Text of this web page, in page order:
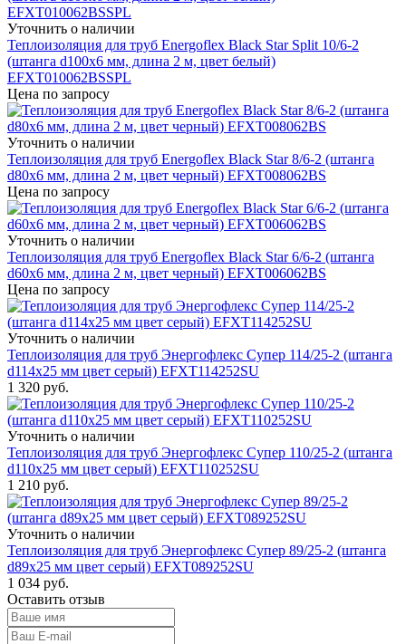
Уточнить о наличии
Теплоизоляция для труб Energoflex Black Star Split 10/6-2
(штанга d100x6 мм, длина 2 м, цвет белый)
EFXT010062BSSPL
Цена по запросу
Уточнить о наличии
Теплоизоляция для труб Energoflex Black Star 8/6-2 (штанга
d80x6 мм, длина 2 м, цвет черный) EFXT008062BS
Цена по запросу
Уточнить о наличии
Теплоизоляция для труб Energoflex Black Star 6/6-2 (штанга
d60x6 мм, длина 2 м, цвет черный) EFXT006062BS
Цена по запросу
Уточнить о наличии
Теплоизоляция для труб Энергофлекс Супер 114/25-2 (штанга
d114x25 мм цвет серый) EFXT114252SU
1 320 руб.
Уточнить о наличии
Теплоизоляция для труб Энергофлекс Супер 110/25-2 (штанга
d110x25 мм цвет серый) EFXT110252SU
1 210 руб.
Уточнить о наличии
Теплоизоляция для труб Энергофлекс Супер 89/25-2 (штанга
d89x25 мм цвет серый) EFXT089252SU
1 034 руб.
Оставить отзыв